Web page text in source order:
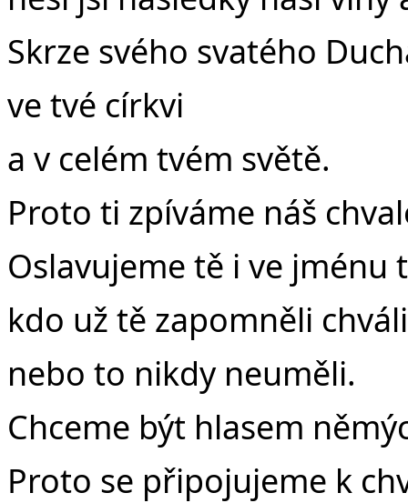
Skrze svého svatého
ve tvé církvi
a v celém tvém světě.
Proto ti zpíváme náš
Oslavujeme tě i ve jménu
kdo už tě zapomněli
nebo to nikdy neuměli.
Chceme být hlasem
Proto se připojujeme k